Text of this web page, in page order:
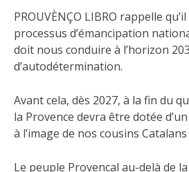
PROUVÈNÇO LIBRO rappelle
processus d’émancipation
doit nous conduire à l’horizon
d’autodétermination.
Avant cela, dès 2027, à la fin du
la Provence devra être dotée
à l’image de nos cousins Catalans
Le peuple Provencal au-delà de